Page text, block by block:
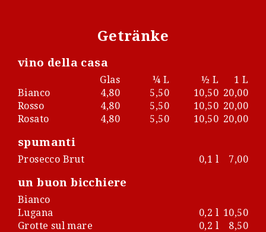
Getränke
vino della casa
Glas ¼ L ½ L
1 L
Bianco
4,80 5,50 10,50 20,00
Rosso
4,80 5,50 10,50 20,00
Rosato
4,80 5,50 10,50 20,00
spumanti
Prosecco Brut 0,1 l 7,00
un buon bicchiere
Bianco
Lugana
0,2 l 10,50
Grotte sul mare
0,2 l
8,50